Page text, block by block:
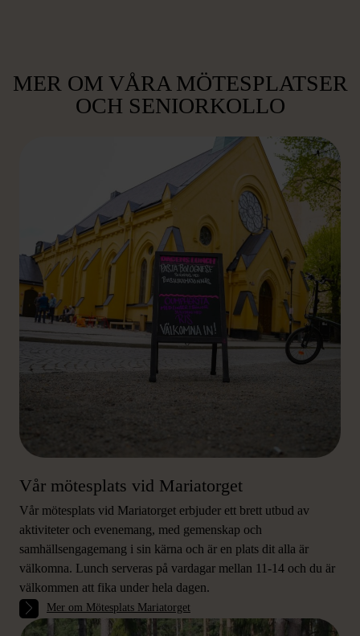
MER OM VÅRA MÖTESPLATSER
OCH SENIORKOLLO
Vår mötesplats vid Mariatorget
Vår mötesplats vid Mariatorget erbjuder ett brett utbud av
aktiviteter och evenemang, med gemenskap och
samhällsengagemang i sin kärna och är en plats dit alla är
välkomna. Lunch serveras på vardagar mellan 11-14 och du är
välkommen att fika under hela dagen.
Mer om Mötesplats Mariatorget